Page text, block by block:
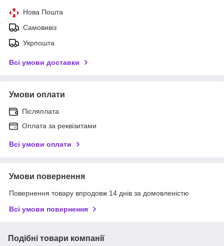
Нова Пошта
Самовивіз
Укрпошта
Всі умови доставки
Умови оплати
Післяплата
Оплата за реквізитами
Всі умови оплати
Умови повернення
Повернення товару впродовж 14 днів за домовленістю
Всі умови повернення
Подібні товари компанії